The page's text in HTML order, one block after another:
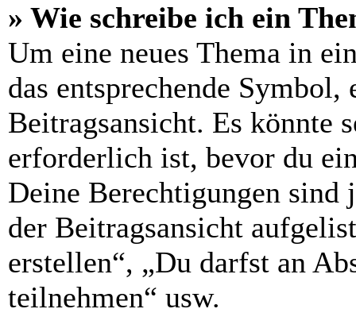
» Wie schreibe ich ein
Um eine neues Thema in
das entsprechende
Beitragsansicht. Es könnte
erforderlich ist, bevor du
Deine Berechtigungen sind
der Beitragsansicht
erstellen“, „Du darfst an
teilnehmen“ usw.